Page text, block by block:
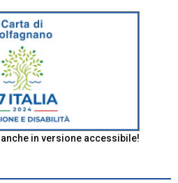
in versione accessibile!